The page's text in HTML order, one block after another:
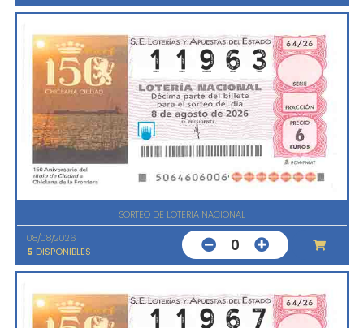
SORTEO DE LOTERIA NACIONAL
08/08/2026
5 DISPONIBLES 0